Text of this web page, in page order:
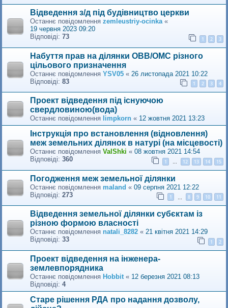
Відведення з/д під будівництво церкви
Останнє повідомлення zemleustriy-ocinka«
19 червня 2023 09:20
Відповіді: 73 1 2 3
Набуття прав на ділянки ОВВ/ОМС різного
цільового призначення
Останнє повідомлення YSV05 « 26 листопада 2021 10:22
Відповіді: 83 1 2 3 4
Проект відведення під існуючою
свердловиною(вода)
Останнє повідомлення limpkorn « 12 жовтня 2021 13:23
Інструкція про встановлення (відновлення)
меж земельних ділянок в натурі (на місцевості)
Останнє повідомлення ValShki « 08 жовтня 2021 14:54
Відповіді: 360 1 … 12 13 14 15
Погодження меж земельної ділянки
Останнє повідомлення maland « 09 серпня 2021 12:22
Відповіді: 273 1 8 9 10 11
Відведення земельної ділянки субєктам із
різною формою власності
Останнє повідомлення natali_8282 « 21 квітня 2021 14:29
Відповіді: 33 1 2
Проект відведення на інженера-
землевпорядника
Останнє повідомлення Hobbit « 12 березня 2021 08:13
Відповіді: 4
Старе рішення РДА про надання дозволу,